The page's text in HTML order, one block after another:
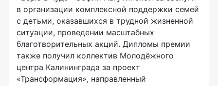
в организации комплексной поддержки семей
с детьми, оказавшихся в трудной жизненной
ситуации, проведении масштабных
благотворительных акций. Дипломы премии
также получил коллектив Молодёжного
центра Калининграда за проект
«Трансформация», направленный